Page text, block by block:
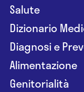
Salute
Dizionario
Diagnosi e
Alimentazione
Genitorialità